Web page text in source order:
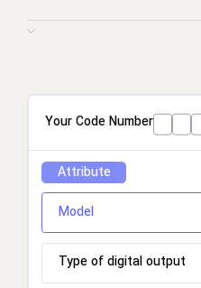
Your Code Number
Attribute
Model
Type of digital output